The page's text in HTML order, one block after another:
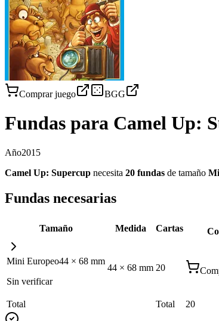
Comprar juego BGG
Fundas para Camel Up:
Año2015
Camel Up: Supercup necesita 20 fundas de tamaño
Fundas necesarias
Tamaño Medida Cartas
Mini Europeo44 × 68 mm
Sin verificar
44 × 68 mm 20
Total Total 20